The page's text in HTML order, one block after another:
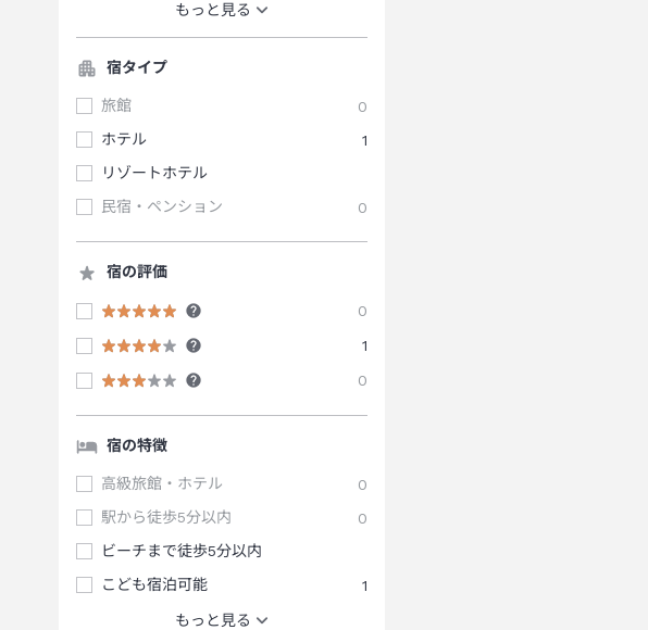
もっと見る
宿タイプ
旅館
0
ホテル
1
リゾートホテル
民宿・ペンション
0
宿の評価
0
1
0
宿の特徴
高級旅館・ホテル
0
駅から徒歩5分以内
0
ビーチまで徒歩5分以内
こども宿泊可能
1
もっと見る